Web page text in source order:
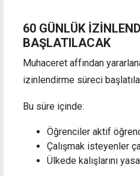
60 GÜNLÜK
BAŞLATILACAK
Muhaceret affından
izinlendirme süreci
Bu süre içinde:
Öğrenciler aktif
Çalışmak isteyenler
Ülkede kalışlarını